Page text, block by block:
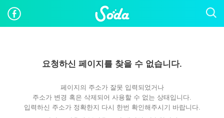
요청하신 페이지를 찾을 수 없습니다.
페이지의 주소가 잘못 입력되었거나
주소가 변경 혹은 삭제되어 사용할 수 없는 상태입니다.
입력하신 주소가 정확한지 다시 한번 확인해주시기 바랍니다.